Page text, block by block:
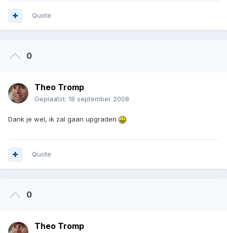
Quote
0
Theo Tromp
Geplaatst: 18 september 2008
Dank je wel, ik zal gaan upgraden
Quote
0
Theo Tromp